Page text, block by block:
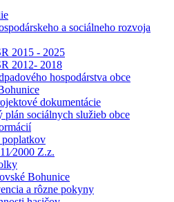
a sociálneho rozvoja
2015 - 2025
2012- 2018
hospodárstva obce
dokumentácie
plán sociálnych služieb obce
poplatkov
Z.z.
Bohunice
a rôzne pokyny